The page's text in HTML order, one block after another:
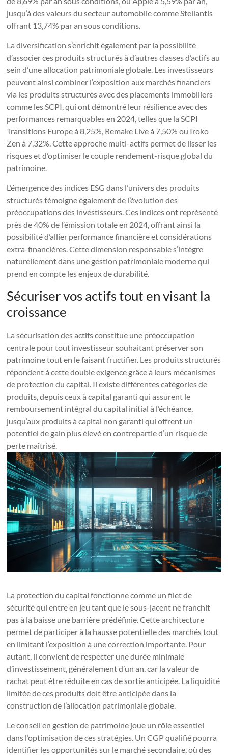
jusqu’à des valeurs du secteur automobile comme Stellantis
offrant 13,74% par an sous conditions.
La diversification s’enrichit également par la possibilité
d’associer ces produits structurés à d’autres classes d’actifs au
sein d’une allocation patrimoniale globale. Les investisseurs
peuvent ainsi combiner l’exposition aux marchés financiers
via les produits structurés avec des placements immobiliers
comme les SCPI, qui ont démontré leur résilience avec des
performances remarquables en 2024, telles que la SCPI
Transitions Europe à 8,25%, Remake Live à 7,50% ou Iroko
Zen à 7,32%. Cette approche multi-actifs permet de lisser les
risques et d’optimiser le couple rendement-risque global du
patrimoine.
L’émergence des indices ESG dans l’univers des produits
structurés témoigne également de l’évolution des
préoccupations des investisseurs. Ces indices ont représenté
près de 40% de l’émission totale en 2024, offrant ainsi la
possibilité d’allier performance financière et considérations
extra-financières. Cette dimension responsable s’intègre
naturellement dans une gestion patrimoniale moderne qui
prend en compte les enjeux de durabilité.
Sécuriser vos actifs tout en visant la
croissance
La sécurisation des actifs constitue une préoccupation
centrale pour tout investisseur souhaitant préserver son
patrimoine tout en le faisant fructifier. Les produits structurés
répondent à cette double exigence grâce à leurs mécanismes
de protection du capital. Il existe différentes catégories de
produits, depuis ceux à capital garanti qui assurent le
remboursement intégral du capital initial à l’échéance,
jusqu’aux produits à capital non garanti qui offrent un
potentiel de gain plus élevé en contrepartie d’un risque de
perte maîtrisé.
La protection du capital fonctionne comme un filet de
sécurité qui entre en jeu tant que le sous-jacent ne franchit
pas à la baisse une barrière prédéfinie. Cette architecture
permet de participer à la hausse potentielle des marchés tout
en limitant l’exposition à une correction importante. Pour
autant, il convient de respecter une durée minimale
d’investissement, généralement d’un an, car la valeur de
rachat peut être réduite en cas de sortie anticipée. La liquidité
limitée de ces produits doit être anticipée dans la
construction de l’allocation patrimoniale globale.
Le conseil en gestion de patrimoine joue un rôle essentiel
dans l’optimisation de ces stratégies. Un CGP qualifié pourra
identifier les opportunités sur le marché secondaire, où des